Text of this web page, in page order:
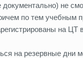
не
по тем учебным
на ЦТ
на резервные дни